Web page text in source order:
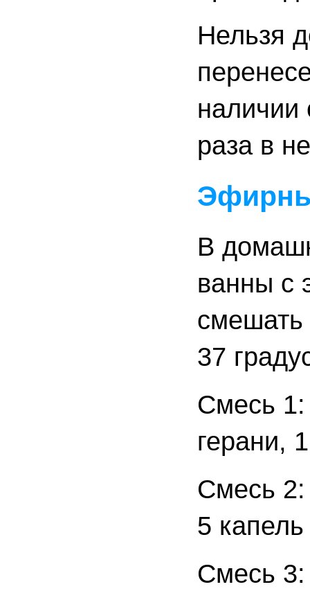
Нельзя
наличии
раза в
В
ванны с
37
Смесь 1:
герани,
Смесь 2:
5
Смесь 3: